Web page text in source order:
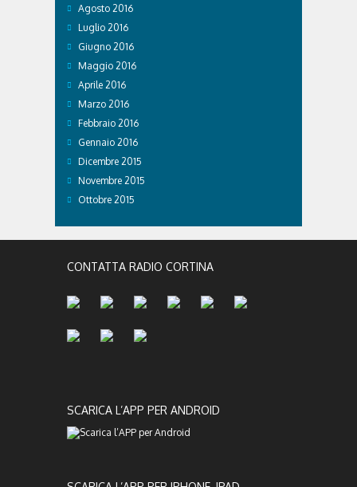
Agosto 2016
Luglio 2016
Giugno 2016
Maggio 2016
Aprile 2016
Marzo 2016
Febbraio 2016
Gennaio 2016
Dicembre 2015
Novembre 2015
Ottobre 2015
CONTATTA RADIO CORTINA
SCARICA L’APP PER ANDROID